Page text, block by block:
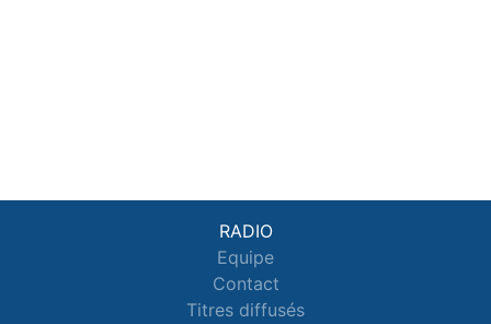
RADIO
Equipe
Contact
Titres diffusés